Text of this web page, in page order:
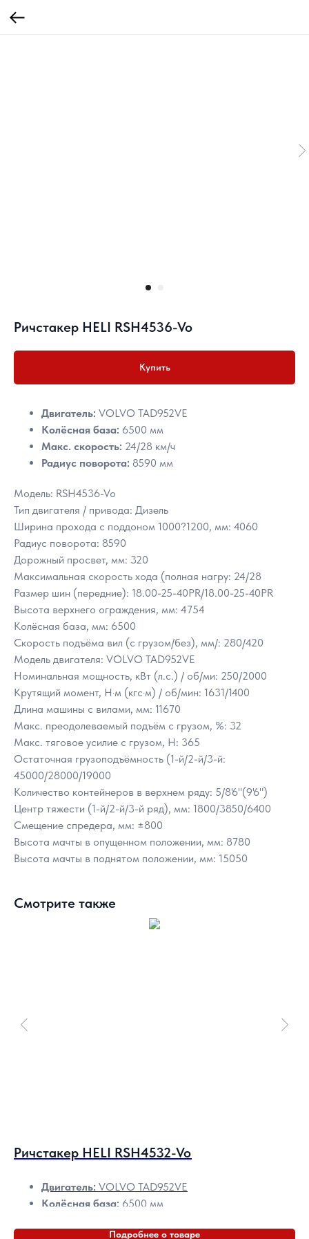
Ричстакер HELI RSH4536-Vo
Купить
Двигатель: VOLVO TAD952VE
Колёсная база: 6500 мм
Макс. скорость: 24/28 км/ч
Радиус поворота: 8590 мм
Модель: RSH4536-Vo
Тип двигателя / привода: Дизель
Ширина прохода с поддоном 1000?1200, мм: 4060
Радиус поворота: 8590
Дорожный просвет, мм: 320
Максимальная скорость хода (полная нагру: 24/28
Размер шин (передние): 18.00-25-40PR/18.00-25-40PR
Высота верхнего ограждения, мм: 4754
Колёсная база, мм: 6500
Скорость подъёма вил (с грузом/без), мм/: 280/420
Модель двигателя: VOLVO TAD952VE
Номинальная мощность, кВт (л.с.) / об/ми: 250/2000
Крутящий момент, Н·м (кгс·м) / об/мин: 1631/1400
Длина машины с вилами, мм: 11670
Макс. преодолеваемый подъём с грузом, %: 32
Макс. тяговое усилие с грузом, Н: 365
Остаточная грузоподъёмность (1-й/2-й/3-й:
45000/28000/19000
Количество контейнеров в верхнем ряду: 5/8'6"(9'6")
Центр тяжести (1-й/2-й/3-й ряд), мм: 1800/3850/6400
Смещение спредера, мм: ±800
Высота мачты в опущенном положении, мм: 8780
Высота мачты в поднятом положении, мм: 15050
Смотрите также
Ричстакер HELI RSH4532-Vo
Двигатель: VOLVO TAD952VE
Колёсная база: 6500 мм
Подробнее о товаре